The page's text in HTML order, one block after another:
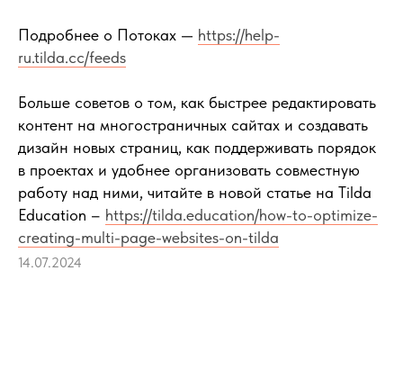
Подробнее о Потоках — https://help-
ru.tilda.cc/feeds
Больше советов о том, как быстрее редактировать
контент на многостраничных сайтах и создавать
дизайн новых страниц, как поддерживать порядок
в проектах и удобнее организовать совместную
работу над ними, читайте в новой статье на Tilda
Education – https://tilda.education/how-to-optimize-
creating-multi-page-websites-on-tilda
14.07.2024